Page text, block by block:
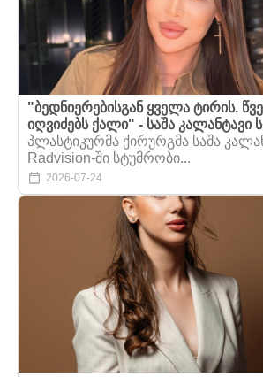
"ბედნიერებისგან ყველა ტირის.
იღვიძებს ქალი" - საშა კალანტავი
პლასტიკურმა ქირურგმა საშა
Radvision-ში სტუმრობი...
2026-07-24